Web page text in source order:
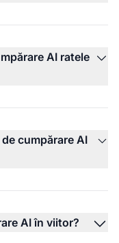
AI ratele
cumpărare AI
AI în viitor?